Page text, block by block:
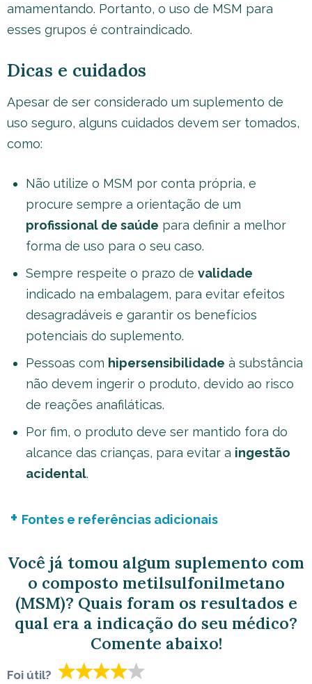
amamentando. Portanto, o uso de MSM para
esses grupos é contraindicado.
Dicas e cuidados
Apesar de ser considerado um suplemento de
uso seguro, alguns cuidados devem ser tomados,
como:
Não utilize o MSM por conta própria, e
procure sempre a orientação de um
profissional de saúde para definir a melhor
forma de uso para o seu caso.
Sempre respeite o prazo de validade
indicado na embalagem, para evitar efeitos
desagradáveis e garantir os benefícios
potenciais do suplemento.
Pessoas com hipersensibilidade à substância
não devem ingerir o produto, devido ao risco
de reações anafiláticas.
Por fim, o produto deve ser mantido fora do
alcance das crianças, para evitar a ingestão
acidental.
Fontes e referências adicionais
Você já tomou algum suplemento com
o composto metilsulfonilmetano
(MSM)? Quais foram os resultados e
qual era a indicação do seu médico?
Comente abaixo!
Foi útil?